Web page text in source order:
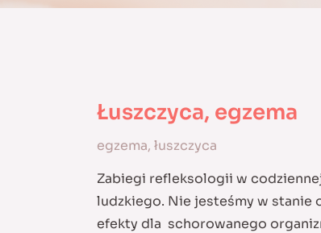
Łuszczyca, egzema
egzema, łuszczyca
Zabiegi refleksologii w
ludzkiego. Nie jesteśmy w stanie
efekty dla schorowanego